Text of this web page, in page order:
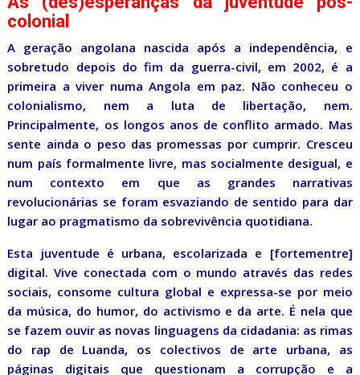
colonial
A geração angolana nascida após a independência, e
sobretudo depois do fim da guerra-civil, em 2002, é a
primeira a viver numa Angola em paz. Não conheceu o
colonialismo, nem a luta de libertação, nem.
Principalmente, os longos anos de conflito armado. Mas
sente ainda o peso das promessas por cumprir. Cresceu
num país formalmente livre, mas socialmente desigual, e
num contexto em que as grandes narrativas
revolucionárias se foram esvaziando de sentido para dar
lugar ao pragmatismo da sobrevivência quotidiana.
Esta juventude é urbana, escolarizada e [fortementre]
digital. Vive conectada com o mundo através das redes
sociais, consome cultura global e expressa-se por meio
da música, do humor, do activismo e da arte. É nela que
se fazem ouvir as novas linguagens da cidadania: as rimas
do rap de Luanda, os colectivos de arte urbana, as
páginas digitais que questionam a corrupção e a